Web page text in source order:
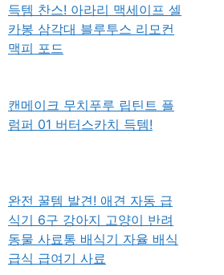
득템 찬스! 아라리 맥세이프 셀
카봉 삼각대 블루투스 리모컨
맥피 포드
캔메이크 무치푸루 립틴트 플
럼퍼 01 버터스카치 득템!
완전 꿀템 발견! 애견 자동 급
식기 6구 강아지 고양이 반려
동물 사료통 배식기 자율 배식
급식 급여기 사료